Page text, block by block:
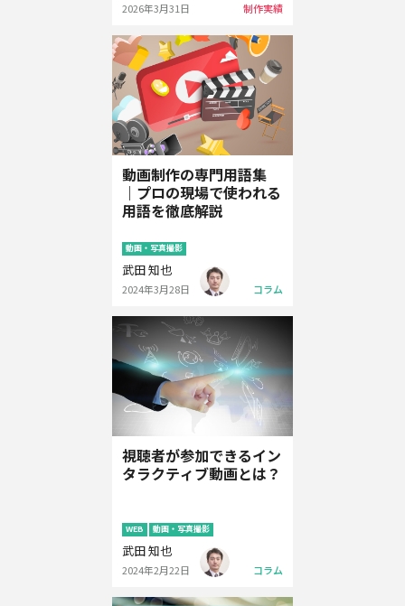
2026年3月31日 制作実績
動画制作の専門用語集
｜プロの現場で使われる
用語を徹底解説
動画・写真撮影
武田 知也
2024年3月28日 コラム
視聴者が参加できるイン
タラクティブ動画とは？
WEB 動画・写真撮影
武田 知也
2024年2月22日 コラム